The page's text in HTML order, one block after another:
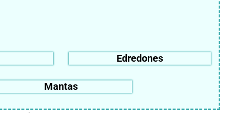
Edredones
Mantas